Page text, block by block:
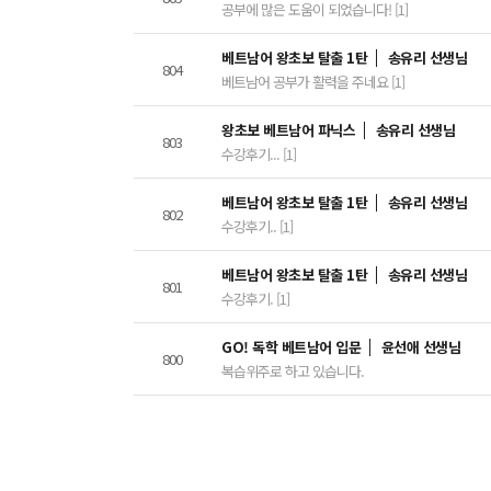
공부에 많은 도움이 되었습니다! [1]
804
베트남어 왕초보 탈출 1탄
송유리 선생님
베트남어 공부가 활력을 주네요 [1]
803
왕초보 베트남어 파닉스
송유리 선생님
수강후기... [1]
802
베트남어 왕초보 탈출 1탄
송유리 선생님
수강후기.. [1]
801
베트남어 왕초보 탈출 1탄
송유리 선생님
수강후기. [1]
800
GO! 독학 베트남어 입문
윤선애 선생님
복습위주로 하고 있습니다.